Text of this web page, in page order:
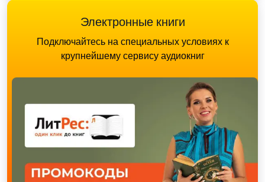
Электронные книги
Подключайтесь на специальных условиях к
крупнейшему сервису аудиокниг